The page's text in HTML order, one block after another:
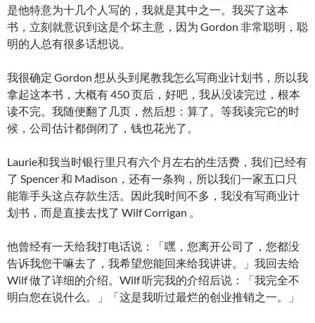
是他特意为十几个人写的，我就是其中之一。我买了这本
书，立刻就意识到这是个坏主意，因为 Gordon 非常聪明，聪
明的人总有很多话想说。
我很确定 Gordon 想从头到尾教我怎么写商业计划书，所以我
拿起这本书，大概有 450 页后，好吧，我从没读完过，根本
读不完。我随便翻了几页，然后想：算了。等我读完它的时
候，公司估计都倒闭了，钱也花光了。
Laurie和我当时银行里只有六个月左右的生活费，我们已经有
了 Spencer 和 Madison，还有一条狗，所以我们一家五口只
能靠手头这点存款生活。因此我时间不多，我没有写商业计
划书，而是直接去找了 Wilf Corrigan 。
他曾经有一天给我打电话说：「嘿，您离开公司了，您都没
告诉我您干嘛去了，我希望您能回来给我讲讲。」我回去给
Wilf 做了详细的介绍。Wilf 听完我的介绍后说：「我完全不
明白您在说什么。」「这是我听过最烂的创业推销之一。」